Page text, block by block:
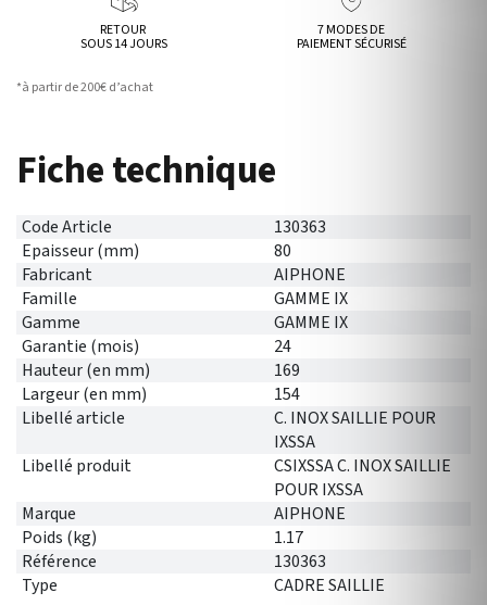
RETOUR
SOUS 14 JOURS
7 MODES DE
PAIEMENT SÉCURISÉ
*à partir de 200€ d’achat
Fiche technique
Code Article
130363
Epaisseur (mm)
80
Fabricant
AIPHONE
Famille
GAMME IX
Gamme
GAMME IX
Garantie (mois)
24
Hauteur (en mm)
169
Largeur (en mm)
154
Libellé article
C. INOX SAILLIE POUR
IXSSA
Libellé produit
CSIXSSA C. INOX SAILLIE
POUR IXSSA
Marque
AIPHONE
Poids (kg)
1.17
Référence
130363
Type
CADRE SAILLIE